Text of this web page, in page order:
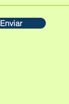
Enviar